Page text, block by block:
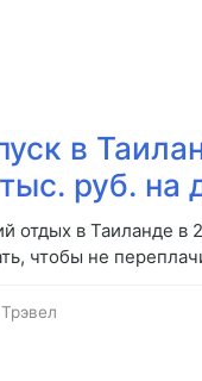
в
руб. на
отдых в Таиланде
чтобы не